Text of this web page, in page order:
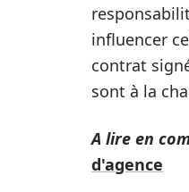
influencer
contrat
sont à la
A lire en
d'agence